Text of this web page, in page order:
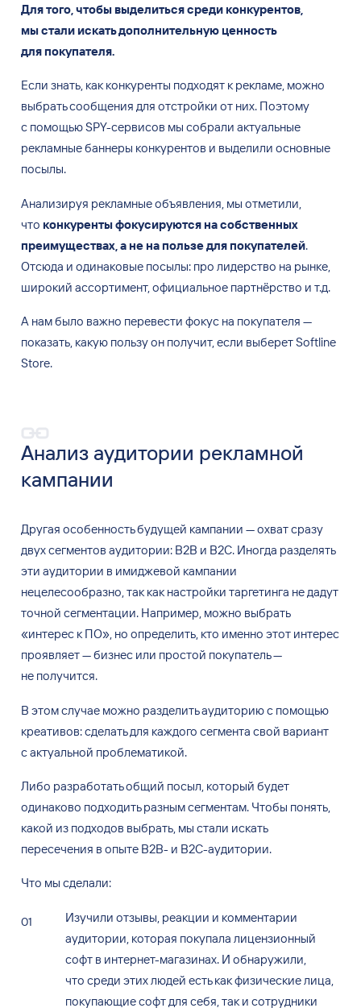
Для того, чтобы выделиться среди конкурентов,
мыстали искать дополнительную ценность
для покупателя.
Если знать, как конкуренты подходят к рекламе, можно
выбрать сообщения для отстройки от них. Поэтому
с помощью SPY-сервисов мы собрали актуальные
рекламные баннеры конкурентов и выделили основные
посылы.
Анализируя рекламные объявления, мы отметили,
что конкуренты фокусируются насобственных
преимуществах, а не на пользе для покупателей.
Отсюда и одинаковые посылы: про лидерство на рынке,
широкий ассортимент, официальное партнёрство и т.д.
А намбыло важно перевести фокус на покупателя —
показать, какую пользу он получит, если выберет Softline
Store.
Анализ аудитории рекламной
кампании
Другая особенность будущей кампании — охват сразу
двух сегментов аудитории: B2B и B2C. Иногда разделять
эти аудитории в имиджевой кампании
нецелесообразно, так как настройки таргетинга недадут
точной сегментации. Например, можно выбрать
«интерес к ПО», но определить, кто именно этот интерес
проявляет — бизнес или простой покупатель —
не получится.
В этом случае можно разделить аудиторию с помощью
креативов: сделать для каждого сегмента свой вариант
сактуальной проблематикой.
Либо разработать общий посыл, который будет
одинаково подходить разным сегментам. Чтобы понять,
какой из подходов выбрать, мы стали искать
пересечения в опыте B2B- и B2C-аудитории.
Что мы сделали:
Изучили отзывы, реакции и комментарии
аудитории, которая покупала лицензионный
софт в интернет-магазинах. И обнаружили,
что среди этих людей есть какфизические лица,
покупающие софт для себя, так и сотрудники